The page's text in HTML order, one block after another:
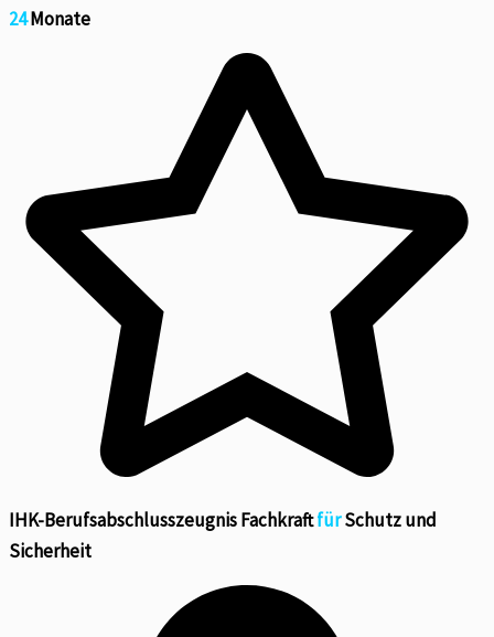
24Monate
IHK-Berufsabschlusszeugnis FachkraftfürSchutz und
Sicherheit